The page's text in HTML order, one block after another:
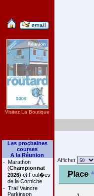
Visitez La Boutique
Les prochaines
courses
A la Réunion
- Marathon
(Championnat
2026) et Foul�es
de la Corniche
- Trail Vaincre
Parkinson
Afficher
Place